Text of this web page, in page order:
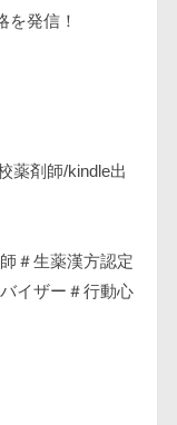
を発信！
薬剤師/kindle出
＃生薬漢方認定
イザー＃行動心